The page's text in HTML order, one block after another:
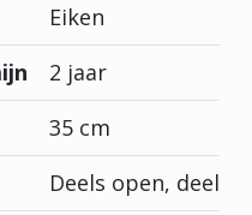
Eiken
2 jaar
35 cm
Deels open, deels